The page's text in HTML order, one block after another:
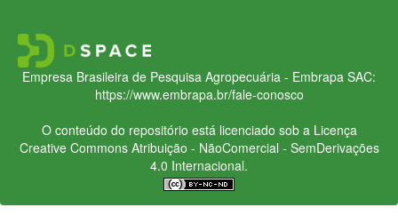
Empresa Brasileira de Pesquisa Agropecuária - Embrapa SAC:
https://www.embrapa.br/fale-conosco
O conteúdo do repositório está licenciado sob a Licença
Creative CommonsAtribuição - NãoComercial - SemDerivações
4.0 Internacional.